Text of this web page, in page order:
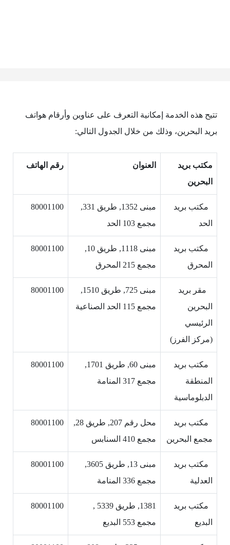
تتيح هذه الخدمة إمكانية التعرف على عناوين وأرقام هواتف
بريد البحرين، وذلك من خلال الجدول التالي:
مكتب بريد
البحرين
العنوان رقم الهاتف
مكتب بريد
الحد
مبنى 1352, طريق 331,
مجمع 103 الحد
80001100
مكتب بريد
المحرق
مبنى 1118, طريق 10,
مجمع 215 المحرق
80001100
مقر بريد
البحرين
الرئيسي
(مركز الفرز)
مبنى 725, طريق 1510,
مجمع 115 الحد الصناعية
80001100
مكتب بريد
المنطقة
الدبلوماسية
مبنى 60, طريق 1701,
مجمع 317 المنامة
80001100
مكتب بريد
مجمع البحرين
محل رقم 207, طريق 28,
مجمع 410 السنابس
80001100
مكتب بريد
العدلية
مبنى 13, طريق 3605,
مجمع 336 المنامة
80001100
مكتب بريد
البديع
1381, طريق 5339 ,
مجمع 553 البديع
80001100